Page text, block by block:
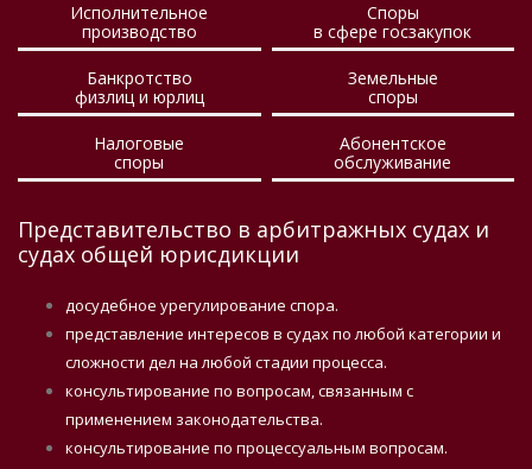
Исполнительное
производство
Споры
в сфере госзакупок
Банкротство
физлиц и юрлиц
Земельные
споры
Налоговые
споры
Абонентское
обслуживание
Представительство в арбитражных судах и
судах общей юрисдикции
досудебное урегулирование спора.
представление интересов в судах по любой категории и
сложности дел на любой стадии процесса.
консультирование по вопросам, связанным с
применением законодательства.
консультирование по процессуальным вопросам.